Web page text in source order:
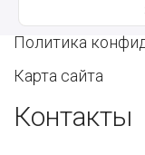
Доставка и
Политика
Карта сайта
Контакты